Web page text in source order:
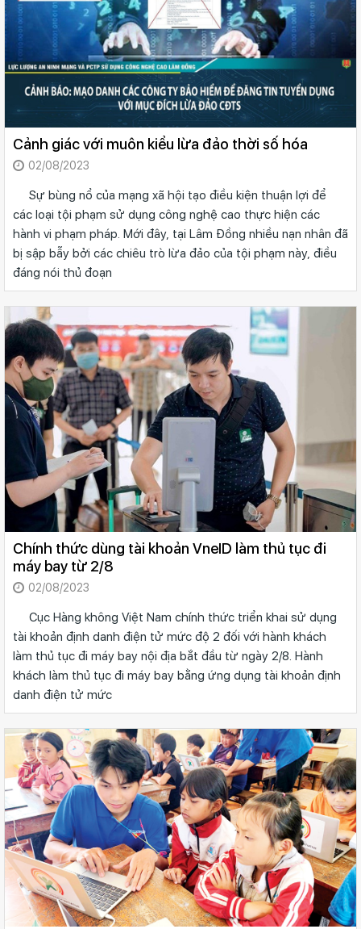
Cảnh giác với muôn kiểu lừa đảo thời số hóa
02/08/2023
Sự bùng nổ của mạng xã hội tạo điều kiện thuận lợi để
các loại tội phạm sử dụng công nghệ cao thực hiện các
hành vi phạm pháp. Mới đây, tại Lâm Đồng nhiều nạn nhân đã
bị sập bẫy bởi các chiêu trò lừa đảo của tội phạm này, điều
đáng nói thủ đoạn
Chính thức dùng tài khoản VneID làm thủ tục đi
máy bay từ 2/8
02/08/2023
Cục Hàng không Việt Nam chính thức triển khai sử dụng
tài khoản định danh điện tử mức độ 2 đối với hành khách
làm thủ tục đi máy bay nội địa bắt đầu từ ngày 2/8. Hành
khách làm thủ tục đi máy bay bằng ứng dụng tài khoản định
danh điện tử mức